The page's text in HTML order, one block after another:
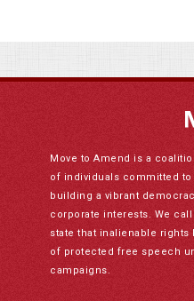
Move to Amend is a
of individuals committed
building a vibrant
corporate interests. We
state that inalienable rights
of protected free speech
campaigns.